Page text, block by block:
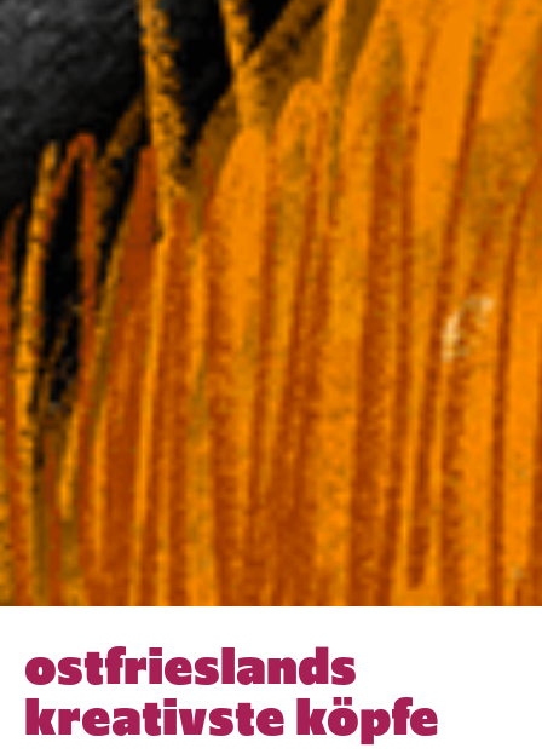
ostfrieslands
kreativste köpfe